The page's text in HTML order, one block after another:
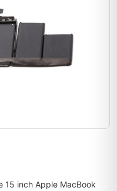
15 inch Apple MacBook